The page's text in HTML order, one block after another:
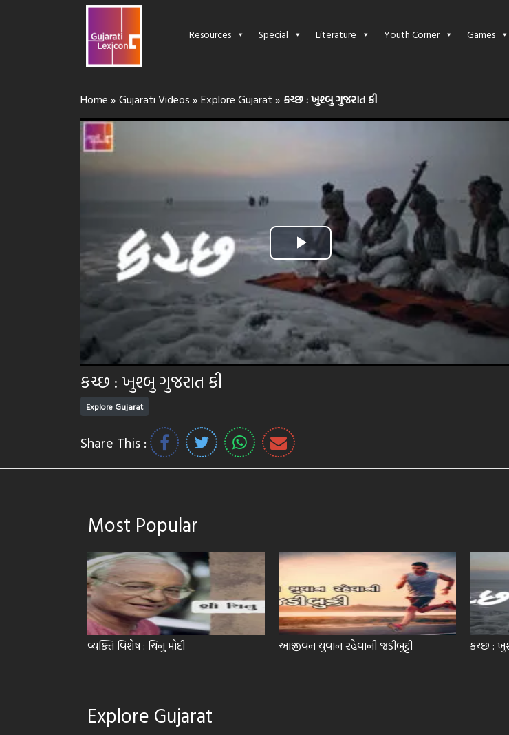
Resources Special Literature Youth Corner Games
Home » Gujarati Videos » Explore Gujarat » કચ્છ : ખુશ્બુ ગુજરાત કી
Play
Video
કચ્છ : ખુશ્બુ ગુજરાત કી
Explore Gujarat
Share This :
Most Popular
વ્યક્તિ વિશેષ : ચિનુ મોદી આજીવન યુવાન રહેવાની જડીબુટ્ટી કચ્છ :
Explore Gujarat